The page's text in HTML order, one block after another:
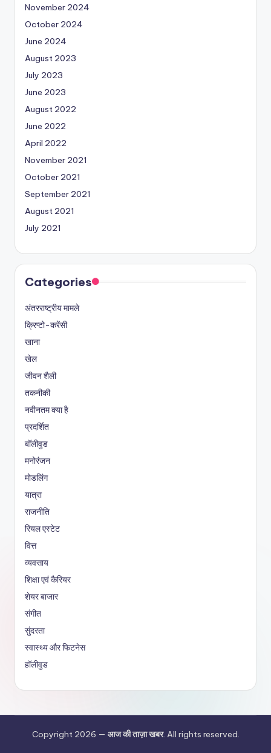
November 2024
October 2024
June 2024
August 2023
July 2023
June 2023
August 2022
June 2022
April 2022
November 2021
October 2021
September 2021
August 2021
July 2021
Categories
अंतरराष्ट्रीय मामले
क्रिप्टो-करेंसी
खाना
खेल
जीवन शैली
तकनीकी
नवीनतम क्या है
प्रदर्शित
बॉलीवुड
मनोरंजन
मोडलिंग
यात्रा
राजनीति
रियल एस्टेट
वित्त
व्यवसाय
शिक्षा एवं कैरियर
शेयर बाजार
संगीत
सुंदरता
स्वास्थ्य और फिटनेस
हॉलीवुड
Copyright 2026 — आज की ताज़ा खबर. All rights reserved.